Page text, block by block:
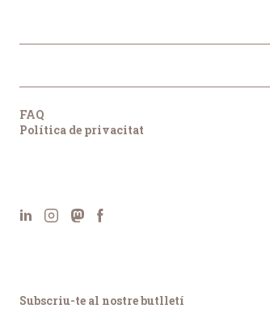
FAQ
Política de privacitat
Subscriu-te al nostre butlletí